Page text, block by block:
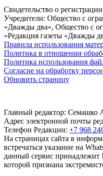
Свидетельство о
Учредители: Общество с
«Дважды два», Общество с
«Редакция газеты «Дважды
Правила использования
Политика в отношении
Политика использования
Согласие на обработку
Обновить страницу
Главный редактор: Семашко
Адрес электронной почты
Телефон Редакции: +7 968
На страницах сайта в
встречаться указание на
данный сервис принадлежит
которой признана